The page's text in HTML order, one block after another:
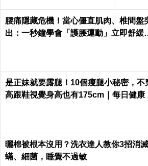
腰痛隱藏危機！當心僵直肌肉、椎間盤
出：一秒鐘學會「護腰運動」立即舒緩
是正妹就要露腿！10個瘦腿小秘密，不
高跟鞋視覺身高也有175cm｜每日健康
曬棉被根本沒用？洗衣達人教你3招消
蟎、細菌，睡覺不過敏